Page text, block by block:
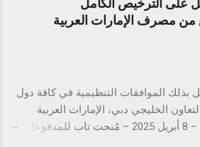
على الترخيص الكامل
من مصرف الإمارات العربية
بذلك الموافقات التنظيمية في كافة دول
الخليجي دبي، الإمارات العربية
المتحدة – 8 أبريل 2025 – مُنحت تاب للمدفوعات